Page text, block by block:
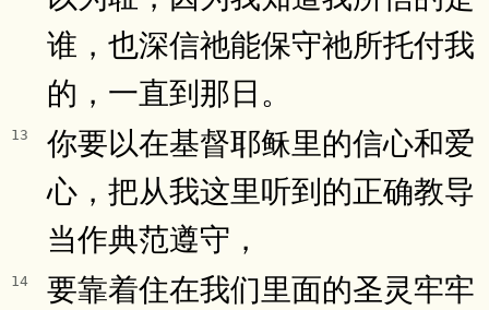
谁，也深信祂能保守祂所托付我
的，一直到那日。
13
你要以在基督耶稣里的信心和爱
心，把从我这里听到的正确教导
当作典范遵守，
14
要靠着住在我们里面的圣灵牢牢